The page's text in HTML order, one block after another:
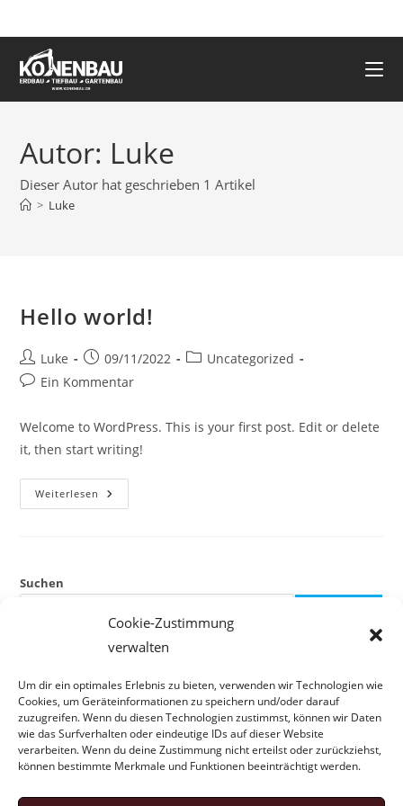
Cookie-Zustimmung
verwalten
Um dir ein optimales Erlebnis zu bieten, verwenden wir Technologien wie
Cookies, um Geräteinformationen zu speichern und/oder darauf
zuzugreifen. Wenn du diesen Technologien zustimmst, können wir Daten
wie das Surfverhalten oder eindeutige IDs auf dieser Website
verarbeiten. Wenn du deine Zustimmung nicht erteilst oder zurückziehst,
können bestimmte Merkmale und Funktionen beeinträchtigt werden.
Inhalt
springen
Autor: Luke
Dieser Autor hat geschrieben 1 Artikel
> Luke
Hello world!
Beitrags-
Autor:
Luke
Beitrag
veröffentlicht:
09/11/2022
Beitrags-
Uncategorized
Beitrags-
Ein Kommentar
Welcome to WordPress. This is your first post. Edit or delete
it, then start writing!
Weiterlesen Hello
World!
Suchen
Hello world!
Recent Comments
A WordPress CommenterzuHello world!